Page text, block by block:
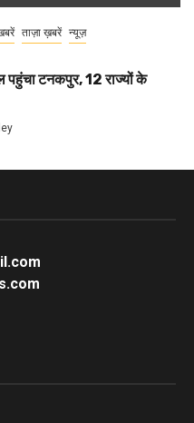
ताज़ा ख़बरें न्यूज़
पहुंचा टनकपुर, 12 राज्यों के